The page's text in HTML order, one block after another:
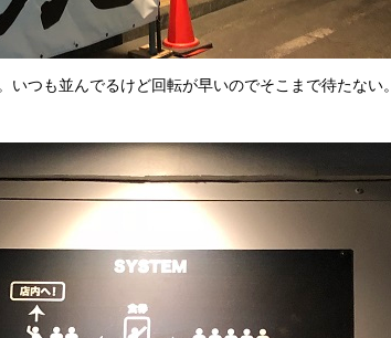
いつも並んでるけど回転が早いのでそこまで待たない。